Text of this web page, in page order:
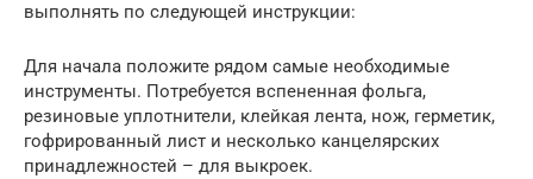
выполнять по следующей инструкции:
Для начала положите рядом самые необходимые
инструменты. Потребуется вспененная фольга,
резиновые уплотнители, клейкая лента, нож, герметик,
гофрированный лист и несколько канцелярских
принадлежностей – для выкроек.